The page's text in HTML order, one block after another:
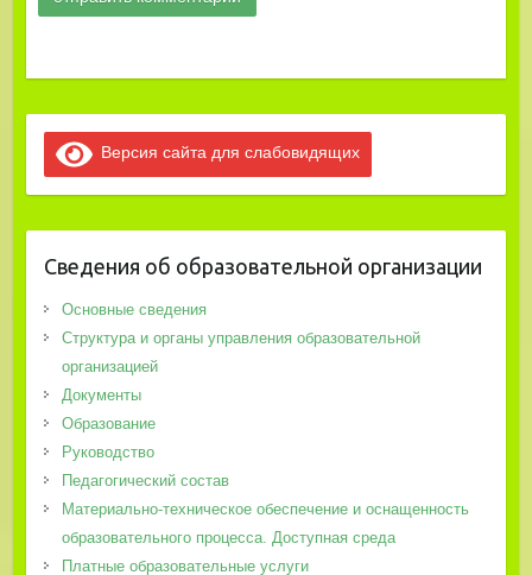
Версия сайта для слабовидящих
Сведения об образовательной организации
Основные сведения
Структура и органы управления образовательной
организацией
Документы
Образование
Руководство
Педагогический состав
Материально-техническое обеспечение и оснащенность
образовательного процесса. Доступная среда
Платные образовательные услуги